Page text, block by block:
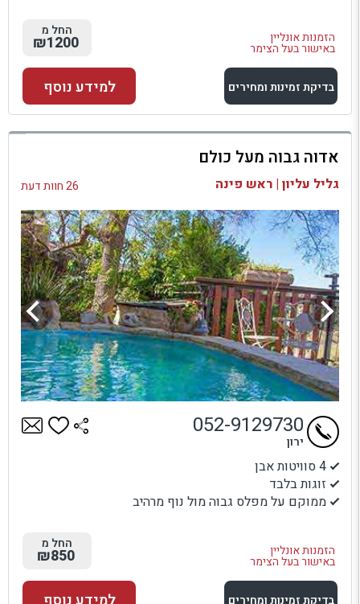
הזמנות אונליין
באישור בעל הצימר
החל מ
₪1200
בדיקת זמינות ומחירים
למתחם זה
בדיקת זמינות ומחירים
למידע נוסף
אדוה גבוה מעל כולם
גליל עליון | ראש פינה 26 חוות דעת
4 סוויטות אבן
זוגות בלבד
ממוקם על מפלס גבוה מול נוף מרהיב
הזמנות אונליין
באישור בעל הצימר
052-9129730
ירון
החל מ
₪850
בדיקת זמינות ומחירים